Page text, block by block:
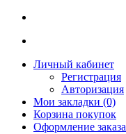
Личный кабинет
Регистрация
Авторизация
Мои закладки (0)
Корзина покупок
Оформление заказа